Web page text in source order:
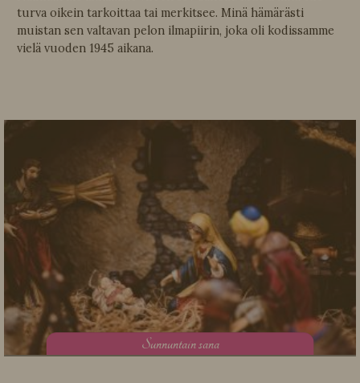
turva oikein tarkoittaa tai merkitsee. Minä hämärästi
muistan sen valtavan pelon ilmapiirin, joka oli kodissamme
vielä vuoden 1945 aikana.
Sunnuntain sana